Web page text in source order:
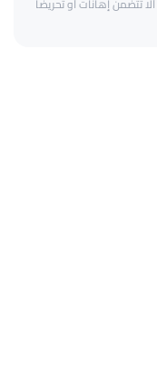
تتضمن إهانات أو تحريضاً